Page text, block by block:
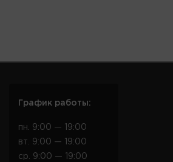
График работы:
пн. 9:00 — 19:00
вт. 9:00 — 19:00
ср. 9:00 — 19:00